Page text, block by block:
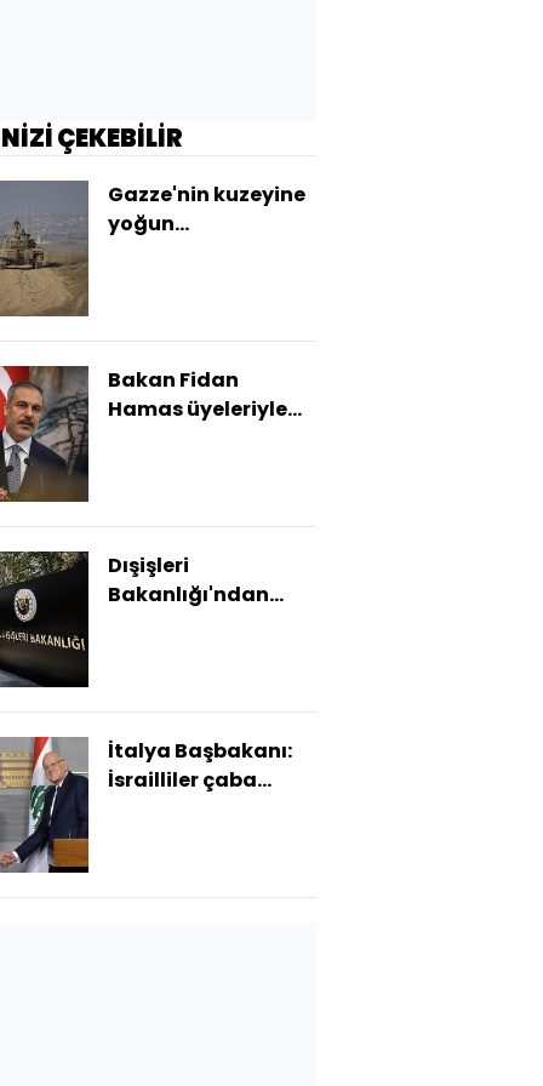
ÇEKEBİLİR
Gazze'nin kuzeyine
yoğun
Bakan Fidan
Hamas üyeleriyle
Dışişleri
Bakanlığı'ndan
İtalya Başbakanı:
İsrailliler çaba